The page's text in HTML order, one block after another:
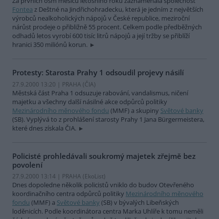
Fontea z Deštné na Jindřichohradecku, která je jedním z největších
výrobců nealkoholických nápojů v České republice, meziroční
nárůst prodeje o přibližně 55 procent. Celkem podle předběžných
odhadů letos vyrobí 600 tisíc litrů nápojů a její tržby se přiblíží
hranici 350 miliónů korun.
Protesty: Starosta Prahy 1 odsoudil projevy násilí
27.9.2000 13:20 | PRAHA (ČIA)
Městská část Praha 1 odsuzuje rabování, vandalismus, ničení
majetku a všechny další násilné akce odpůrců politiky
Mezinárodního měnového fondu (MMF) a skupiny Světové banky
(SB). Vyplývá to z prohlášení starosty Prahy 1 Jana Bürgermeistera,
které dnes získala ČIA.
Policisté prohledávali soukromý majetek zřejmě bez
povolení
27.9.2000 13:14 | PRAHA (EkoList)
Dnes dopoledne několik policistů vniklo do budov Otevřeného
koordinačního centra odpůrců politiky Mezinárodního měnového
fondu (MMF) a Světové banky (SB) v bývalých Libeňských
loděnicích. Podle koordinátora centra Marka Uhlíře k tomu neměli